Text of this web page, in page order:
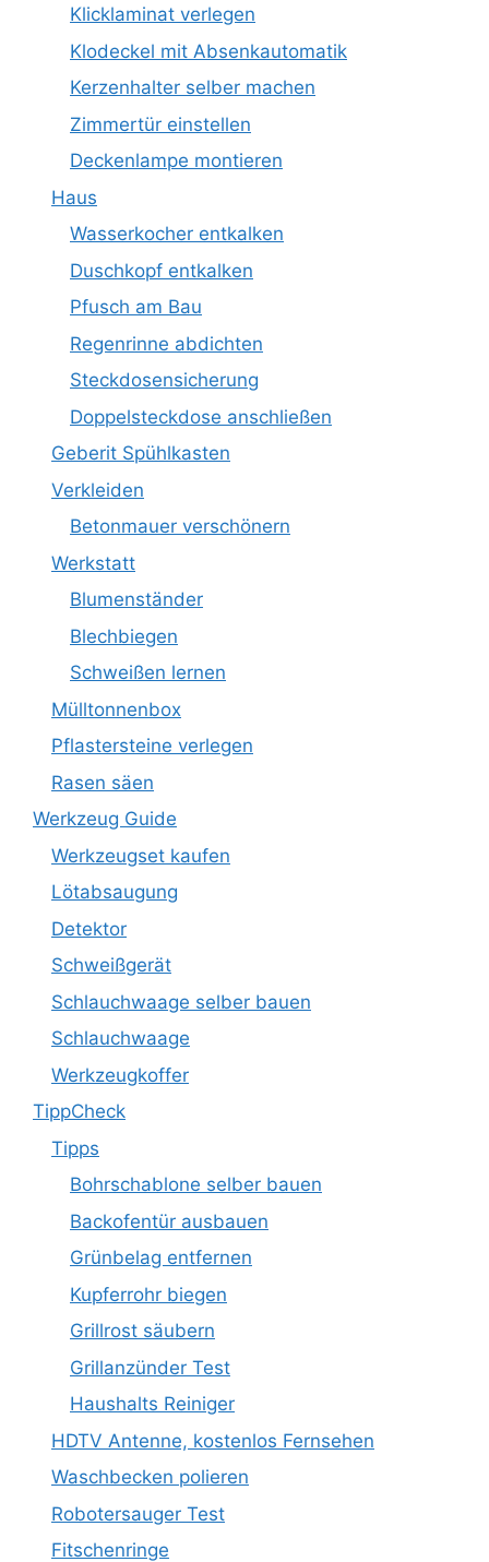
Klicklaminat verlegen
Klodeckel mit Absenkautomatik
Kerzenhalter selber machen
Zimmertür einstellen
Deckenlampe montieren
Haus
Wasserkocher entkalken
Duschkopf entkalken
Pfusch am Bau
Regenrinne abdichten
Steckdosensicherung
Doppelsteckdose anschließen
Geberit Spühlkasten
Verkleiden
Betonmauer verschönern
Werkstatt
Blumenständer
Blechbiegen
Schweißen lernen
Mülltonnenbox
Pflastersteine verlegen
Rasen säen
Werkzeug Guide
Werkzeugset kaufen
Lötabsaugung
Detektor
Schweißgerät
Schlauchwaage selber bauen
Schlauchwaage
Werkzeugkoffer
TippCheck
Tipps
Bohrschablone selber bauen
Backofentür ausbauen
Grünbelag entfernen
Kupferrohr biegen
Grillrost säubern
Grillanzünder Test
Haushalts Reiniger
HDTV Antenne, kostenlos Fernsehen
Waschbecken polieren
Robotersauger Test
Fitschenringe